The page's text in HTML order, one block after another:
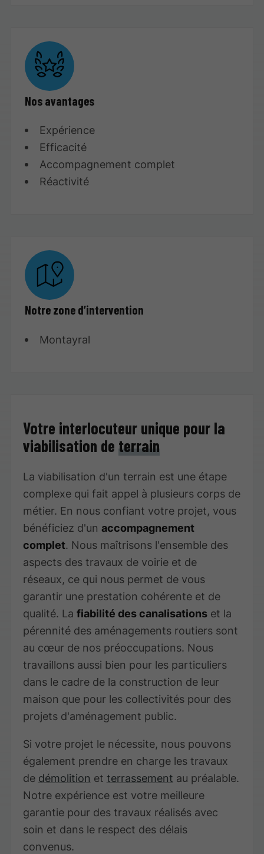
Nos avantages
Expérience
Efficacité
Accompagnement complet
Réactivité
Notre zone d’intervention
Montayral
Votre interlocuteur unique pour la
viabilisation de terrain
La viabilisation d'un terrain est une étape
complexe qui fait appel à plusieurs corps de
métier. En nous confiant votre projet, vous
bénéficiez d'un accompagnement
complet. Nous maîtrisons l'ensemble des
aspects des travaux de voirie et de
réseaux, ce qui nous permet de vous
garantir une prestation cohérente et de
qualité. La fiabilité des canalisationset la
pérennité des aménagements routiers sont
au cœur de nos préoccupations. Nous
travaillons aussi bien pour les particuliers
dans le cadre de la construction de leur
maison que pour les collectivités pour des
projets d'aménagement public.
Si votre projet le nécessite, nous pouvons
également prendre en charge les travaux
de démolition et terrassement au préalable.
Notre expérience est votre meilleure
garantie pour des travaux réalisés avec
soin et dans le respect des délais
convenus.